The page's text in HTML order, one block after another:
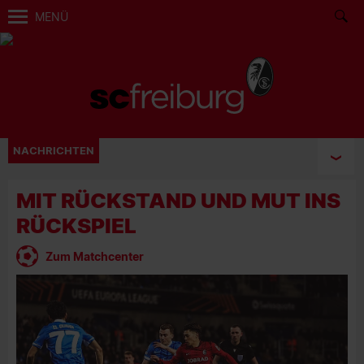
MENÜ
NACHRICHTEN
MIT RÜCKSTAND UND MUT INS
RÜCKSPIEL
Zum Matchcenter